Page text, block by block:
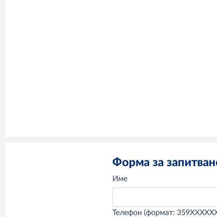
Форма за
Име
Телефон (формат: